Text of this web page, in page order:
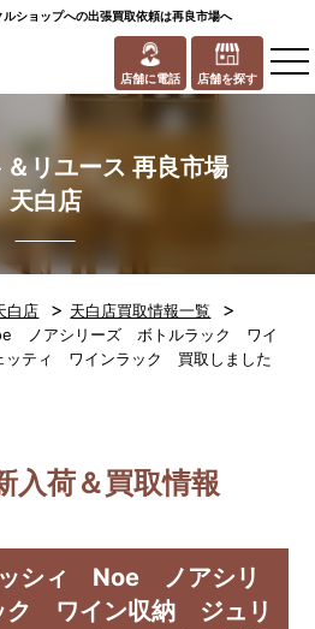
ショップへの出張買取依頼は再良市場へ
店舗に電話 店舗を探す
リユース 再良市場
天白店
白店 > 天白店買取情報一覧 >
ノアシリーズ ボトルラック ワイ
ッティ ワインラック 買取しました
入荷＆買取情報
シィ Noe ノアシリ
ク ワイン収納 ジュリ